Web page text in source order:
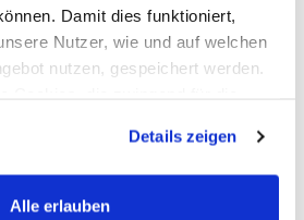
Damit dies funktioniert,
Nutzer, wie und auf welchen
nutzen, gespeichert werden.
Nutzung der Webseite auf jeden
Drittanbietern für Analyse- oder
nur dann aktiviert, wenn Sie das
Details zeigen
Alle erlauben
innerhalb 14 Tage
in Ihre Wunschfiliale
Wunschliste hinzufügen